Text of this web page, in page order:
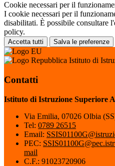
Cookie necessari per il
I cookie necessari per il
disabilitati. È possibile consultare
policy.
Accetta tutti Salva le preferenze
Istituto di
Contatti
Istituto di Istruzione Superiore
Via Emilia, 07026 Olbia
Tel: 0789 26515
Email:
PEC:
mail
C.F.: 91023720906